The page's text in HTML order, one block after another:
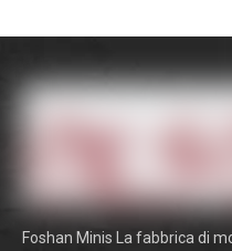
Comprendendo le sfumature
garantire la compatibilità con
Prima di immergersi nel
fondamentale comprendere
Foshan Minis La fabbrica di